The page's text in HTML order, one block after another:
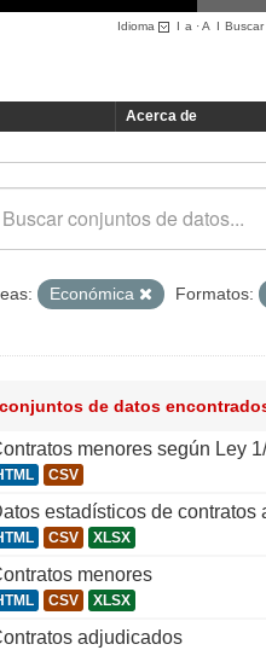
Idioma I a ·A I Buscar
Acerca de
Económica Formatos:
de datos
menores según Ley
CSV
estadísticos de contratos
CSV XLSX
menores
CSV XLSX
adjudicados